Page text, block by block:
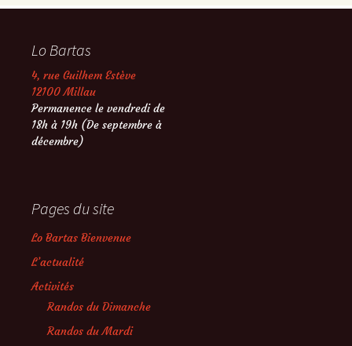
Lo Bartas
4, rue Guilhem Estève
12100 Millau
Permanence le vendredi de
18h à 19h (De septembre à
décembre)
Pages du site
Lo Bartas Bienvenue
L’actualité
Activités
Randos du Dimanche
Randos du Mardi